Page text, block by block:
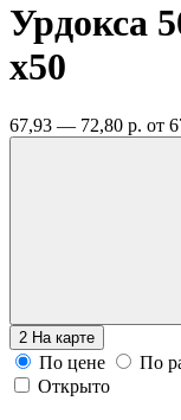
Урдокса
x50
67,93 — 72,80 р. от
2 На карте
По цене
По
Открыто